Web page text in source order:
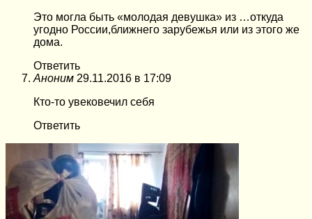
Это могла быть «молодая девушка» из …откуда
угодно России,ближнего зарубежья или из этого же
дома.
Ответить
Аноним 29.11.2016 в 17:09
Кто-то увековечил себя
Ответить